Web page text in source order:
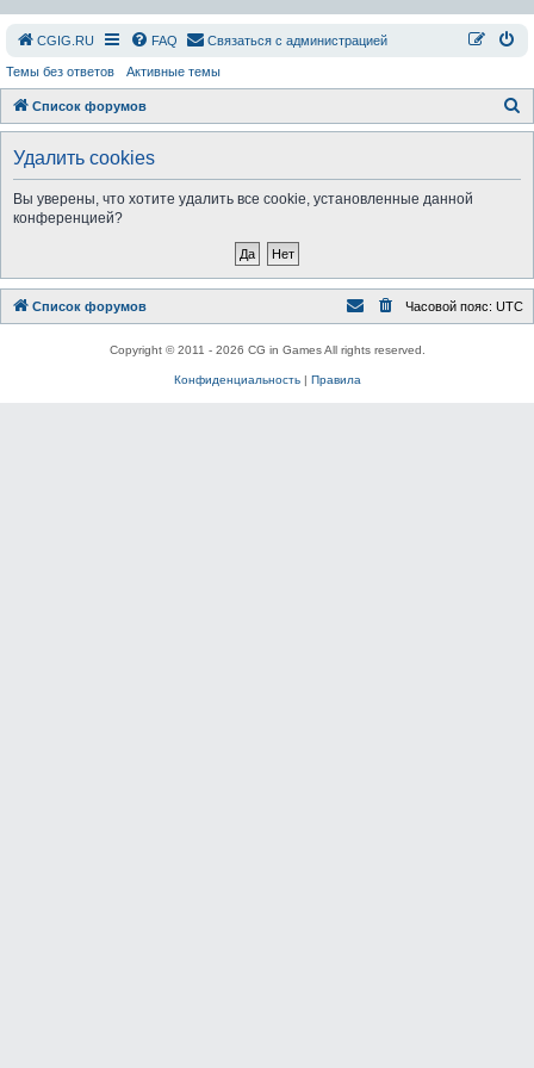
СGIG.RU FAQ Связаться с администрацией
Темы без ответов Активные темы
Список форумов
о
Удалить cookies
Вы уверены, что хотите удалить все cookie, установленные данной
конференцией?
Список форумов Часовой пояс: UTC
Copyright © 2011 - 2026 CG in Games All rights reserved.
Конфиденциальность| Правила